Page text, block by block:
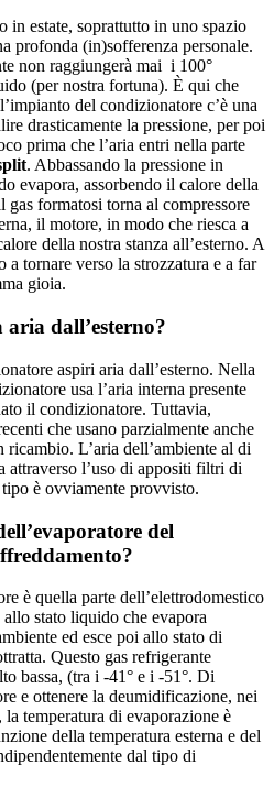
in estate, soprattutto in uno spazio
profonda (in)sofferenza personale.
non raggiungerà mai i 100°
(per nostra fortuna). È qui che
del condizionatore c’è una
drasticamente la pressione, per poi
prima che l’aria entri nella parte
. Abbassando la pressione in
evapora, assorbendo il calore della
gas formatosi torna al compressore
il motore, in modo che riesca a
della nostra stanza all’esterno. A
tornare verso la strozzatura e a far
gioia.
dall’esterno?
aspiri aria dall’esterno. Nella
usa l’aria interna presente
il condizionatore. Tuttavia,
che usano parzialmente anche
ricambio. L’aria dell’ambiente al di
attraverso l’uso di appositi filtri di
è ovviamente provvisto.
del
è quella parte dell’elettrodomestico
stato liquido che evapora
ed esce poi allo stato di
Questo gas refrigerante
bassa, (tra i -41° e i -51°. Di
e ottenere la deumidificazione, nei
temperatura di evaporazione è
della temperatura esterna e del
dal tipo di